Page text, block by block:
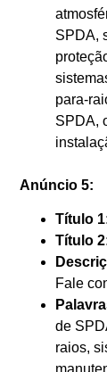
SPDA,
para-
SPDA,
Anúncio 5:
Título
Título
Fale
de
raios,